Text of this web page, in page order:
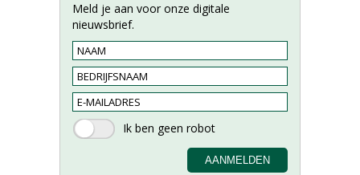
Meld je aan voor onze digitale
nieuwsbrief.